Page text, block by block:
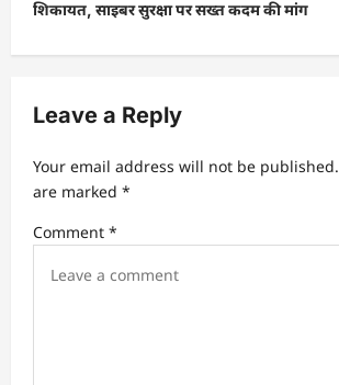
a
v
g
a
t
i
शिकायत, साइबर सुरक्षा पर सख्त कदम की मांग
Leave a Reply
Your email address will not be published.
are marked *
Comment *